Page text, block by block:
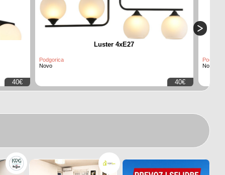
40€
Luster 4xE27
Podgorica
Novo
40€
Novo